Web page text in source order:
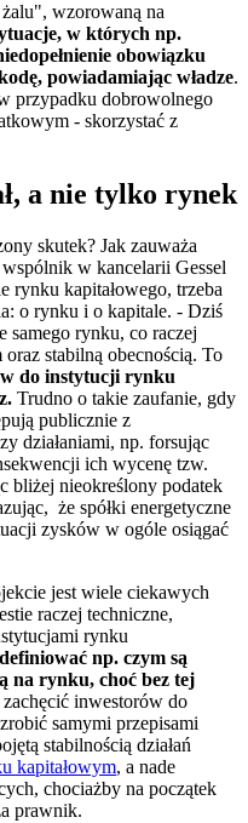
wzorowaną na
w których np.
obowiązku
powiadamiając władze.
przypadku dobrowolnego
- skorzystać z
a nie tylko rynek
skutek? Jak zauważa
w kancelarii Gessel
kapitałowego, trzeba
o rynku i o kapitale. - Dziś
samego rynku, co raczej
stabilną obecnością. To
do instytucji rynku
Trudno o takie zaufanie, gdy
publicznie z
działaniami, np. forsując
ich wycenę tzw.
bliżej nieokreślony podatek
że spółki energetyczne
zysków w ogóle osiągać
jest wiele ciekawych
raczej techniczne,
rynku
np. czym są
na rynku, choć bez tej
inwestorów do
samymi przepisami
stabilnością działań
kapitałowym, a nade
chociażby na początek
prawnik.